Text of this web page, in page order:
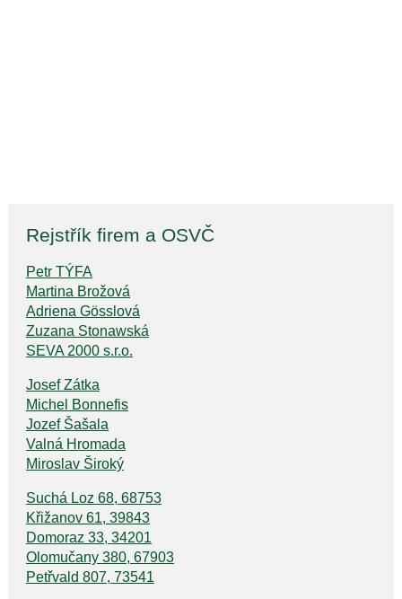
Rejstřík firem a OSVČ
Petr TÝFA
Martina Brožová
Adriena Gösslová
Zuzana Stonawská
SEVA 2000 s.r.o.
Josef Zátka
Michel Bonnefis
Jozef Šašala
Valná Hromada
Miroslav Široký
Suchá Loz 68, 68753
Křižanov 61, 39843
Domoraz 33, 34201
Olomučany 380, 67903
Petřvald 807, 73541